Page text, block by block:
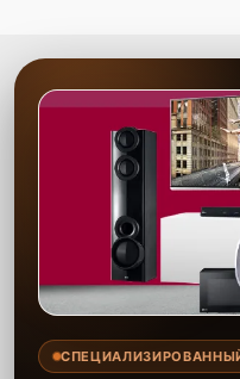
использованием